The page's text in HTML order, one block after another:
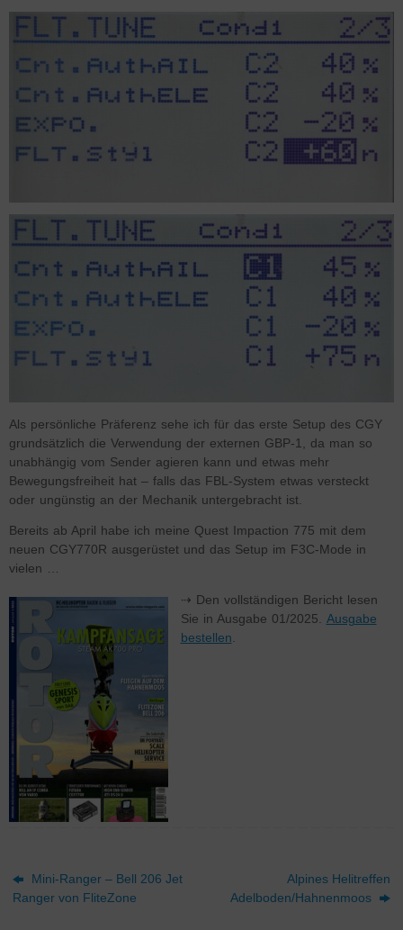
Als persönliche Präferenz sehe ich für das erste Setup des CGY
grundsätzlich die Verwendung der externen GBP-1, da man so
unabhängig vom Sender agieren kann und etwas mehr
Bewegungsfreiheit hat – falls das FBL-System etwas versteckt
oder ungünstig an der Mechanik untergebracht ist.
Bereits ab April habe ich meine Quest Impaction 775 mit dem
neuen CGY770R ausgerüstet und das Setup im F3C-Mode in
vielen …
⇢ Den vollständigen Bericht lesen
Sie in Ausgabe 01/2025. Ausgabe
bestellen
Mini-Ranger – Bell 206 Jet
Ranger von FliteZone
Alpines Helitreffen
Adelboden/Hahnenmoos